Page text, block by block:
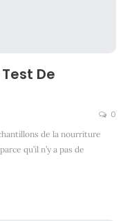
De
0
de la nourriture
qu’il n’y a pas de